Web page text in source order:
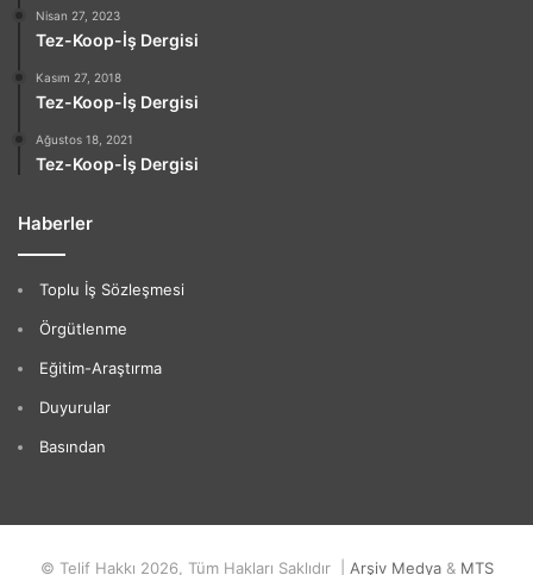
Nisan 27, 2023
Tez-Koop-İş Dergisi
Kasım 27, 2018
Tez-Koop-İş Dergisi
Ağustos 18, 2021
Tez-Koop-İş Dergisi
Haberler
Toplu İş Sözleşmesi
Örgütlenme
Eğitim-Araştırma
Duyurular
Basından
© Telif Hakkı 2026, Tüm Hakları Saklıdır | Arşiv Medya& MTS